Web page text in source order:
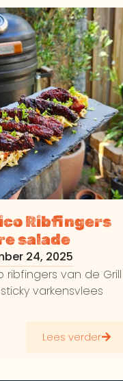
Ribfingers
salade
24, 2025
ribfingers van de Grill
varkensvlees
Lees verder